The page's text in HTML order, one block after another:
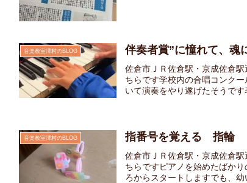
音楽教室澤村のBLOG 伴奏者賞”に憧れて、魂
佐倉市ＪＲ佐倉駅・京成佐倉
ちらです学校内の合唱コンク
いて演奏をやり遂げたそうです
音楽教室澤村のBLOG 指番号を覚える 指輪
佐倉市ＪＲ佐倉駅・京成佐倉
ちらですピアノを始めたばか
ろからスタートしますでも、幼